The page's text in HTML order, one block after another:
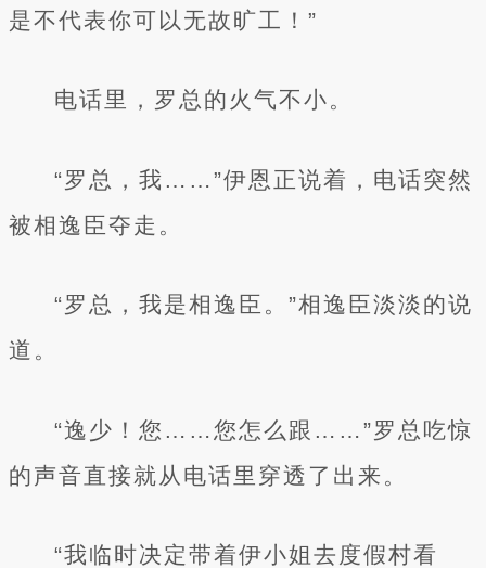
是不代表你可以无故旷工！”
电话里，罗总的火气不小。
“罗总，我……”伊恩正说着，电话突然
被相逸臣夺走。
“罗总，我是相逸臣。”相逸臣淡淡的说
道。
“逸少！您……您怎么跟……”罗总吃惊
的声音直接就从电话里穿透了出来。
“我临时决定带着伊小姐去度假村看